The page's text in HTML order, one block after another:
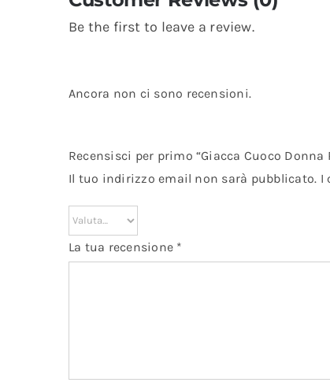
Be the first to leave a review.
Ancora non ci sono recensioni.
Recensisci per primo “Giacca Cuoco Donna
Il tuo indirizzo email non sarà pubblicato. I
La tua recensione *